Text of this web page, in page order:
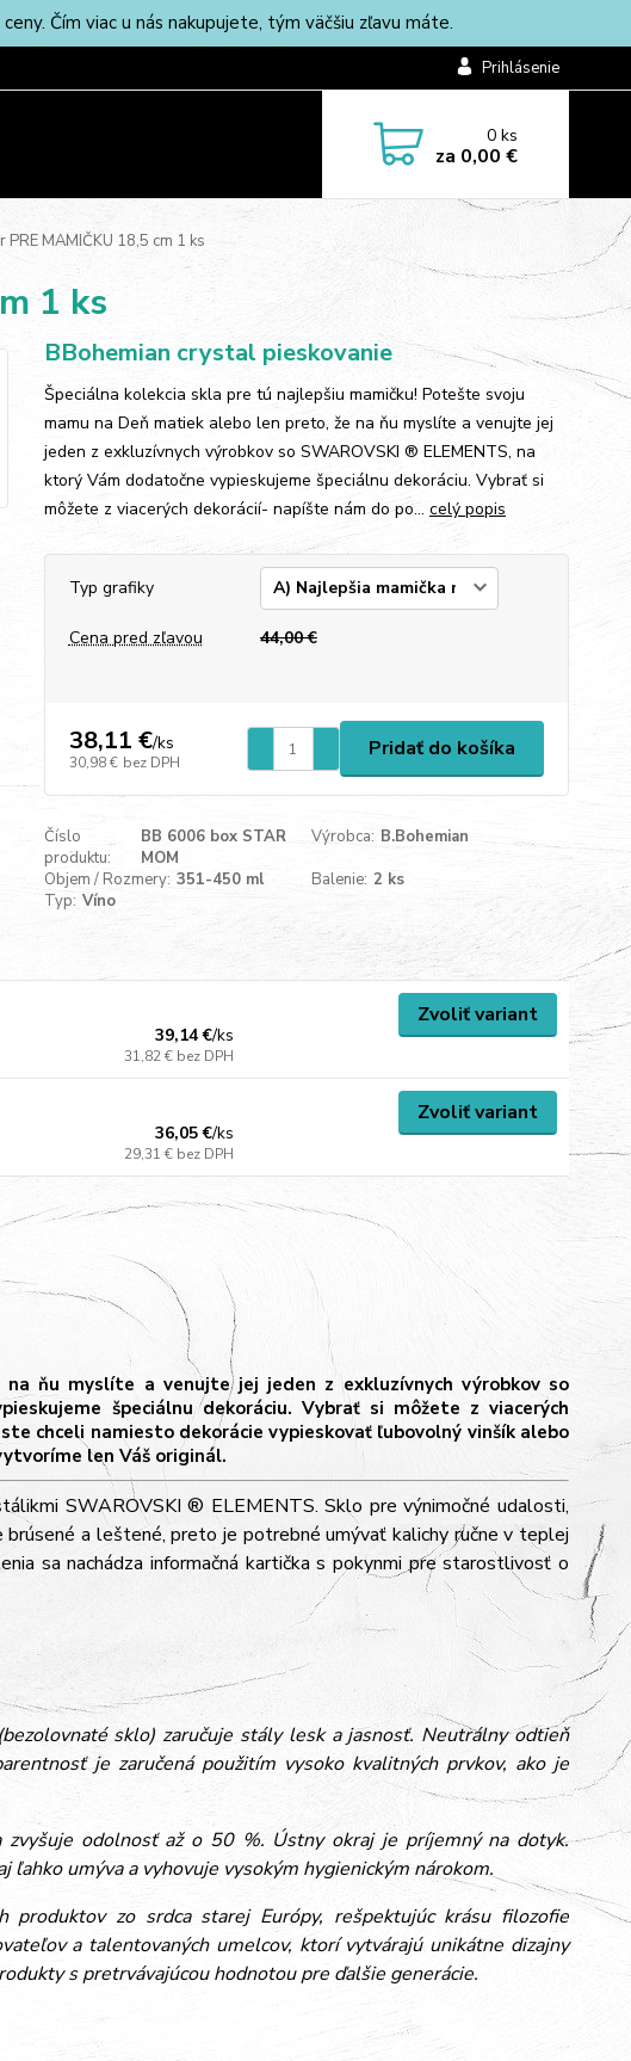
Čím viac u nás nakupujete, tým väčšiu zľavu máte.
Prihlásenie
0ks
za 0,00 €
PRE MAMIČKU 18,5 cm 1 ks
1 ks
BBohemian crystal pieskovanie
Špeciálna kolekcia skla pre tú najlepšiu mamičku! Potešte svoju
mamu na Deň matiek alebo len preto, že na ňu myslíte a venujte jej
jeden z exkluzívnych výrobkov so SWAROVSKI ® ELEMENTS, na
ktorý Vám dodatočne vypieskujeme špeciálnu dekoráciu. Vybrať si
môžete z viacerých dekorácií- napíšte nám do po... celý popis
Typ grafiky
Cena pred zľavou 44,00 €
38,11 €/ks
30,98 € bez DPH
Pridať do košíka
Číslo
produktu:
BB 6006 box STAR
MOM
Výrobca: B.Bohemian
Objem / Rozmery: 351-450 ml Balenie: 2 ks
Typ: Víno
39,14 €/ks
31,82 € bez DPH
Zvoliť variant
36,05 €/ks
29,31 € bez DPH
Zvoliť variant
ňu myslíte a venujte jej jeden z exkluzívnych výrobkov so
špeciálnu dekoráciu. Vybrať si môžete z viacerých
chceli namiesto dekorácie vypieskovať ľubovolný vinšík alebo
len Váš originál.
SWAROVSKI ® ELEMENTS. Sklo pre výnimočné udalosti,
a leštené, preto je potrebné umývať kalichy ručne v teplej
sa nachádza informačná kartička s pokynmi pre starostlivosť o
sklo) zaručuje stály lesk a jasnosť. Neutrálny odtieň
je zaručená použitím vysoko kvalitných prvkov, ako je
zvyšuje odolnosť až o 50 %. Ústny okraj je príjemný na dotyk.
umýva a vyhovuje vysokým hygienickým nárokom.
zo srdca starej Európy, rešpektujúc krásu filozofie
a talentovaných umelcov, ktorí vytvárajú unikátne dizajny
s pretrvávajúcou hodnotou pre ďalšie generácie.